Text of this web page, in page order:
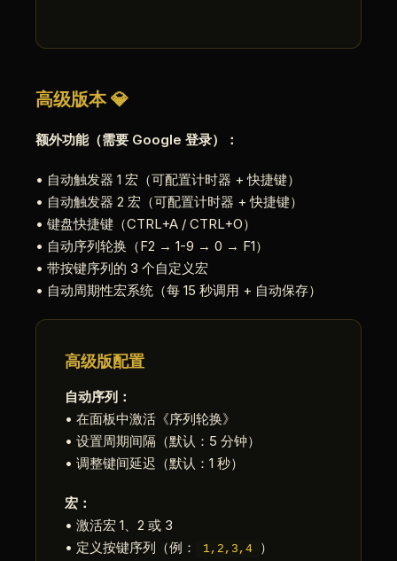
高级版本 💎
额外功能（需要 Google 登录）：
• 自动触发器 1 宏（可配置计时器 + 快捷键）
• 自动触发器 2 宏（可配置计时器 + 快捷键）
• 键盘快捷键（CTRL+A / CTRL+O）
• 自动序列轮换（F2 → 1-9 → 0 → F1）
• 带按键序列的 3 个自定义宏
• 自动周期性宏系统（每 15 秒调用 + 自动保存）
高级版配置
自动序列：
• 在面板中激活《序列轮换》
• 设置周期间隔（默认：5 分钟）
• 调整键间延迟（默认：1 秒）
宏：
• 激活宏 1、2 或 3
• 定义按键序列（例：
1,2,3,4
）